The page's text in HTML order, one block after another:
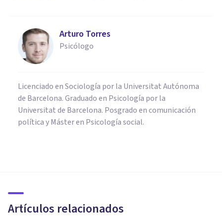
Arturo Torres
Psicólogo
Licenciado en Sociología por la Universitat Autónoma
de Barcelona. Graduado en Psicología por la
Universitat de Barcelona. Posgrado en comunicación
política y Máster en Psicología social.
Artículos relacionados
posibles causas